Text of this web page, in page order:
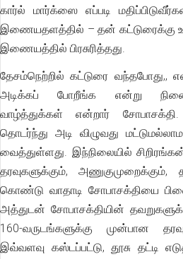
கார்ல் மார்க்ஸை எப்படி
இணையதளத்தில் – தன் கட்டுரைக்கு
இணையத்தில் பிரசுரித்தது.
தேசம்நெற்றில் கட்டுரை வந்தபோது,,
அடிக்கப் போறீங்க என்று
வாழ்த்துக்கள் என்றார் சோபாசக்தி.
தொடர்ந்து அடி விழுவது
வைத்துள்ளது. இந்நிலையில்
தரவுகளுக்கும்,
கொண்டு வாதாடி சோபாசக்தியை
அத்துடன் சோபாசக்தியின்
160-வருடங்களுக்கு முன்பான
இவ்வளவு கஸ்டப்பட்டு, தூசு தட்டி